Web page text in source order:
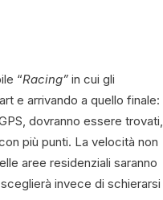
“Racing” in cui gli
e arrivando a quello finale:
dovranno essere trovati,
più punti. La velocità non
aree residenziali saranno
invece di schierarsi